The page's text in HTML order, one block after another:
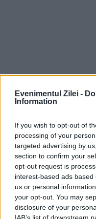
Evenimentul Zilei -
Information
If you wish to opt-out of
processing of your
targeted advertising by
section to confirm your
opt-out request is
interest-based ads
us or personal
your opt-out. You may
disclosure of your
IAB’s list of downstream